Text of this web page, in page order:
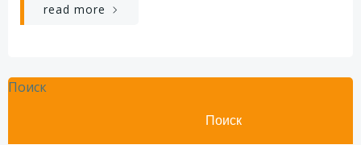
read more
Поиск
Поиск